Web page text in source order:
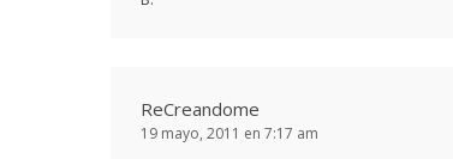
ReCreandome
19 mayo, 2011 en 7:17 am